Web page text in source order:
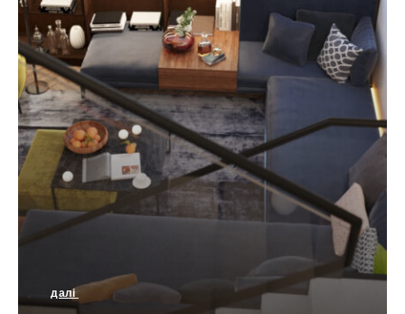
далі